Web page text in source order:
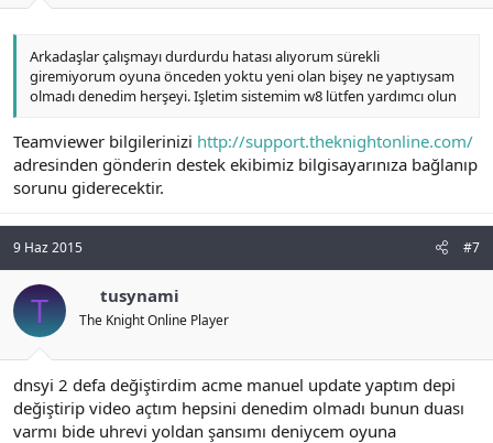
Arkadaşlar çalışmayı durdurdu hatası alıyorum sürekli
giremiyorum oyuna önceden yoktu yeni olan bişey ne yaptıysam
olmadı denedim herşeyi. Işletim sistemim w8 lütfen yardımcı olun
Teamviewer bilgilerinizi http://support.theknightonline.com/
adresinden gönderin destek ekibimiz bilgisayarınıza bağlanıp
sorunu giderecektir.
9 Haz 2015 #7
T tusynami
The Knight Online Player
dnsyi 2 defa değiştirdim acme manuel update yaptım depi
değiştirip video açtım hepsini denedim olmadı bunun duası
varmı bide uhrevi yoldan şansımı deniycem oyuna